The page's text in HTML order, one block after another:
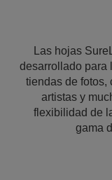
Las hojas
desarrollado para
tiendas de fotos,
artistas y
flexibilidad de
gama